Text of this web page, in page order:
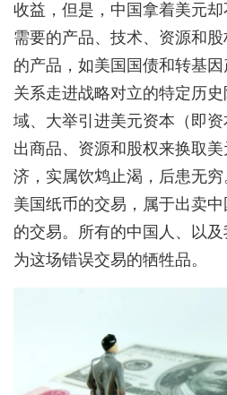
收益，但是，中国拿着美元
需要的产品、技术、资源和
的产品，如美国国债和转基
关系走进战略对立的特定历
域、大举引进美元资本（即
出商品、资源和股权来换取
济，实属饮鸩止渴，后患无
美国纸币的交易，属于出卖
的交易。所有的中国人、以
为这场错误交易的牺牲品。